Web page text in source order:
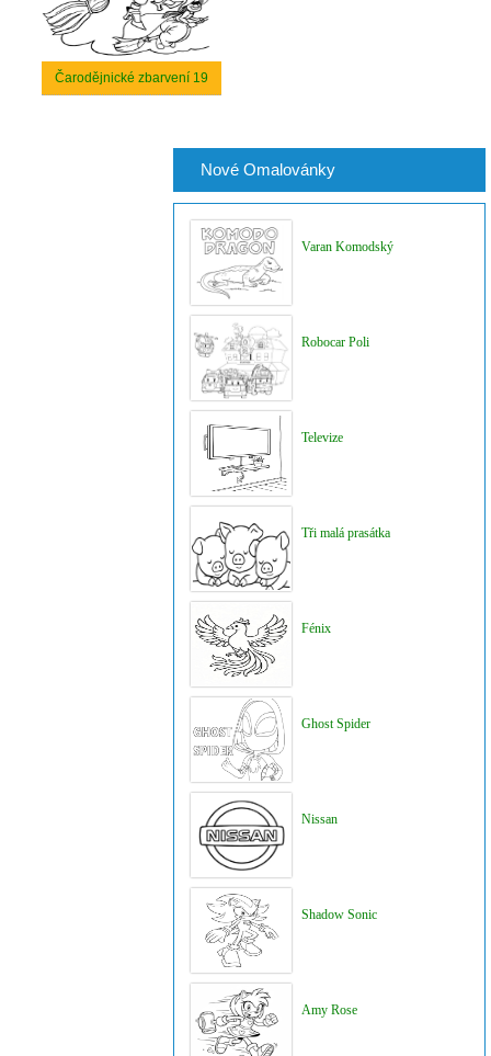
Čarodějnické zbarvení 19
Nové Omalovánky
Varan Komodský
Robocar Poli
Televize
Tři malá prasátka
Fénix
Ghost Spider
Nissan
Shadow Sonic
Amy Rose